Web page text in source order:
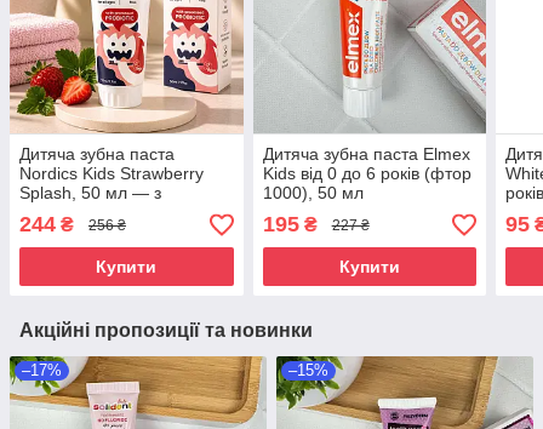
Дитяча зубна паста
Nordics Kids Strawberry
Splash, 50 мл — з
ксилітом, кальцієм і
пробіотиком, без фтору,
від 0 до 12 років
244 ₴ 256 ₴
Купити
Дитяча зубна паста Elmex
Kids від 0 до 6 років (фтор
1000), 50 мл
195₴ 227 ₴
Купити
95
Акційні пропозиції та новинки
–17% –15%